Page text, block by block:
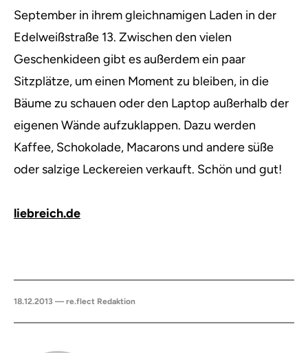
September in ihrem gleichnamigen Laden in der
Edelweißstraße 13. Zwischen den vielen
Geschenkideen gibt es außerdem ein paar
Sitzplätze, um einen Moment zu bleiben, in die
Bäume zu schauen oder den Laptop außerhalb der
eigenen Wände aufzuklappen. Dazu werden
Kaffee, Schokolade, Macarons und andere süße
oder salzige Leckereien verkauft. Schön und gut!
liebreich.de
18.12.2013 — re.flect Redaktion